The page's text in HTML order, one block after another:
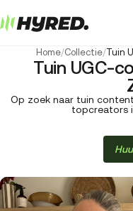
Home/Collectie/Tuin
Tuin UGC-
Op zoek naar tuin
topcreators